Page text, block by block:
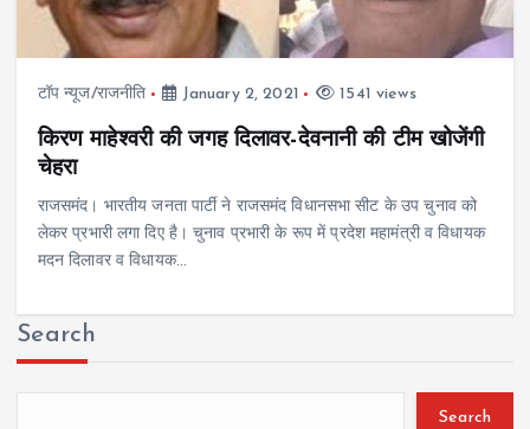
टॉप न्यूज/राजनीति January 2, 2021 1541 views
किरण माहेश्वरी की जगह दिलावर-देवनानी की टीम खोजेंगी
चेहरा
राजसमंद। भारतीय जनता पार्टी ने राजसमंद विधानसभा सीट के उप चुनाव को
लेकर प्रभारी लगा दिए है। चुनाव प्रभारी के रूप में प्रदेश महामंत्री व विधायक
मदन दिलावर व विधायक…
Search
Search